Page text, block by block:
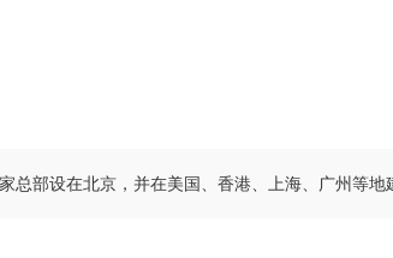
部设在北京，并在美国、香港、上海、广州等地